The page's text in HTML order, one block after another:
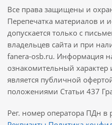
Все права защищены и
Перепечатка материалов и
допускается только с
владельцев сайта и при
fanera-osb.ru. Информация
ознакомительный
является публичной
положениями Статьи 437
Рег. номер оператора ПДн в